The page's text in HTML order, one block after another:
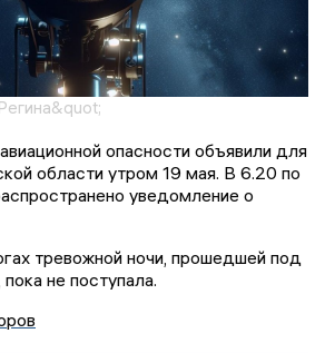
опасности объявили для
области утром 19 мая. В 6.20 по
уведомление о
тревожной ночи, прошедшей под
не поступала.